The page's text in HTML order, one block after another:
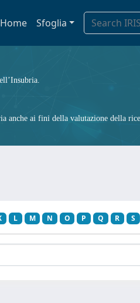
Home Sfoglia
anche ai fini della valutazione della
L M N O P Q R S